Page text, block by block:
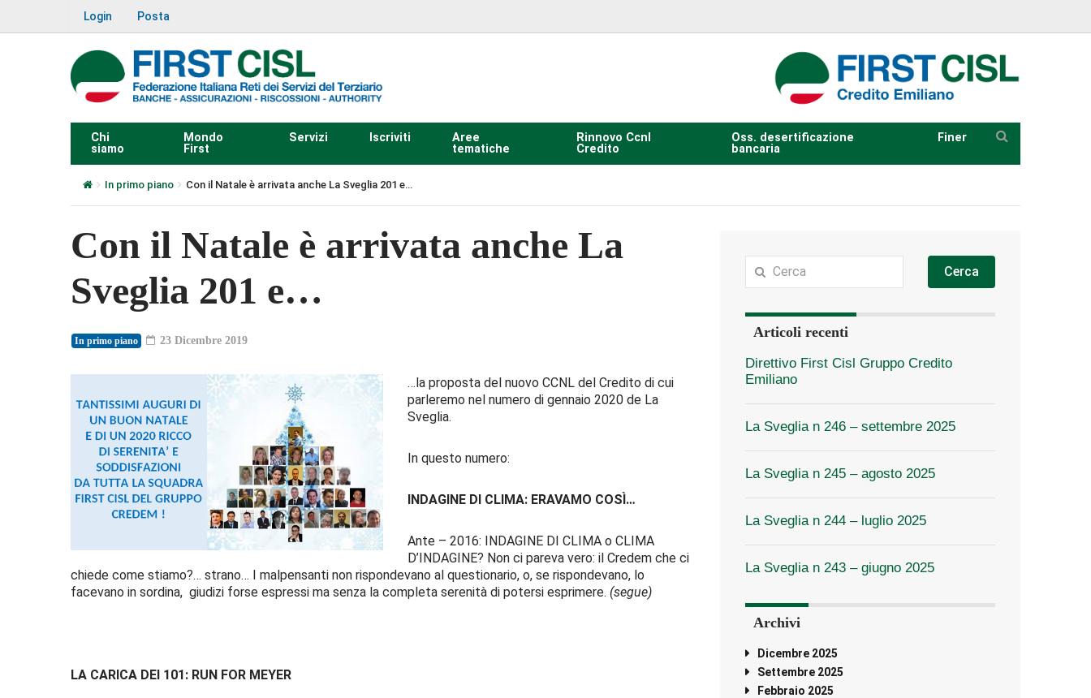
Login Posta
Chi
siamo
Mondo
First
Servizi Iscriviti
Aree
tematiche
Rinnovo Ccnl
Credito
Oss. desertificazione
bancaria
Finer
In primo piano Con il Natale è arrivata anche La Sveglia 201 e…
Con il Natale è arrivata anche La
Sveglia 201 e…
In primo piano 23 Dicembre 2019
…la proposta del nuovo CCNL del Credito di cui
parleremo nel numero di gennaio 2020 de La
Sveglia.
In questo numero:
INDAGINE DI CLIMA: ERAVAMO COSÌ…
Ante – 2016: INDAGINE DI CLIMA o CLIMA
D’INDAGINE? Non ci pareva vero: il Credem che ci
chiede come stiamo?… strano… I malpensanti non rispondevano al questionario, o, se rispondevano, lo
facevano in sordina, giudizi forse espressi ma senza la completa serenità di potersi esprimere. (segue)
LA CARICA DEI 101: RUN FOR MEYER
Cerca
Articoli recenti
Direttivo First Cisl Gruppo Credito
Emiliano
La Sveglia n 246 – settembre 2025
La Sveglia n 245 – agosto 2025
La Sveglia n 244 – luglio 2025
La Sveglia n 243 – giugno 2025
Archivi
Dicembre 2025
Settembre 2025
Febbraio 2025